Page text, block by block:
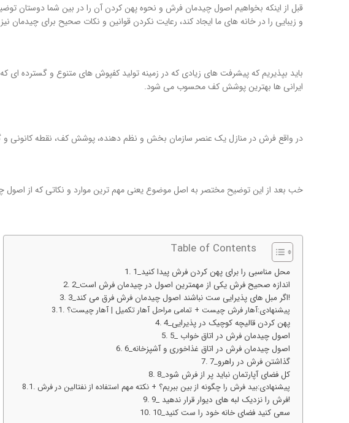
قبل از اینکه بخواهیم اصول چیدمان فرش و نحوه پهن کردن آن را در بین شما دوستان
و زیبایی را در خانه های ما ایجاد کند، رعایت نکردن قوانین و نکات صحیح برای
باید بپذیریم که پیشرفت های زیادی که در زمینه تولید کفپوش های متنوع و گسترده ای
ایرانی ها بهترین پوشش کف محسوب می شود.
در واقع فرش در منازل یک عنصر سازمان بخش و نظم دهنده، پوشش کف، نقطه کانونی
خب بعد از این توضیح مختصر به اصل موضوع یعنی مهم ترین موارد و نکاتی که از
Table of Contents
1_محل مناسبی را برای پهن کردن فرش پیدا کنید
2_اندازه صحیح فرش یکی از مهمترین اصول در چیدمان فرش است
3_اگر مبل های پذیرایی ست نباشند اصول چیدمان فرش فرق می کند!
پیشنهادی:آهار فرش چیست + تمامی مراحل آهار تکمیل | آهار چیست؟
4_پهن کردن قالیچه کوچیک در پذیرایی
5_ اصول چیدمان فرش در اتاق خواب
6_اصول چیدمان فرش در اتاق غذاخوری و آشپزخانه
7_گذاشتن فرش در راهرو
8_کل فضای آپارتمان نباید پر از فرش شود
پیشنهادی:بید فرش را چگونه از بین ببریم؟ + نکته مهم استفاده از نفتالین در فرش
9_ فرش را نزدیک لبه های دیوار قرار ندهید!
10_سعی کنید فضای خانه خود را ست کنید